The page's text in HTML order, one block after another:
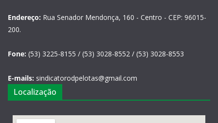
Endereço: Rua Senador Mendonça, 160 - Centro - CEP: 96015-
200.
Fone: (53) 3225-8155 / (53) 3028-8552 / (53) 3028-8553
E-mails: sindicatorodpelotas@gmail.com
Localização